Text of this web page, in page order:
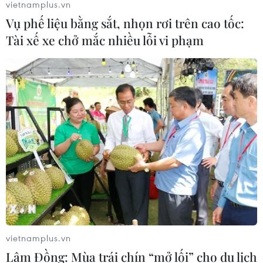
Tháo gỡ vướng mắc cho y tế cơ sở, y tế dự
phòng tại Hà Nội
09/03/2023 06:49
UBND thành phố Hà Nội kiến nghị Chính phủ giao Thủ
trưởng các cơ sở y tế chịu trách phê duyệt kế hoạch lựa
chọn nhà thầu, phê duyệt dự toán mua sắm đối với
danh mục thuốc đấu thầu tại cơ sở.
vietnamplus.vn
Vụ phế liệu bằng sắt, nhọn rơi trên cao tốc:
Tài xế xe chở mắc nhiều lỗi vi phạm
vietnamplus.vn
Lâm Đồng: Mùa trái chín “mở lối” cho du lịch